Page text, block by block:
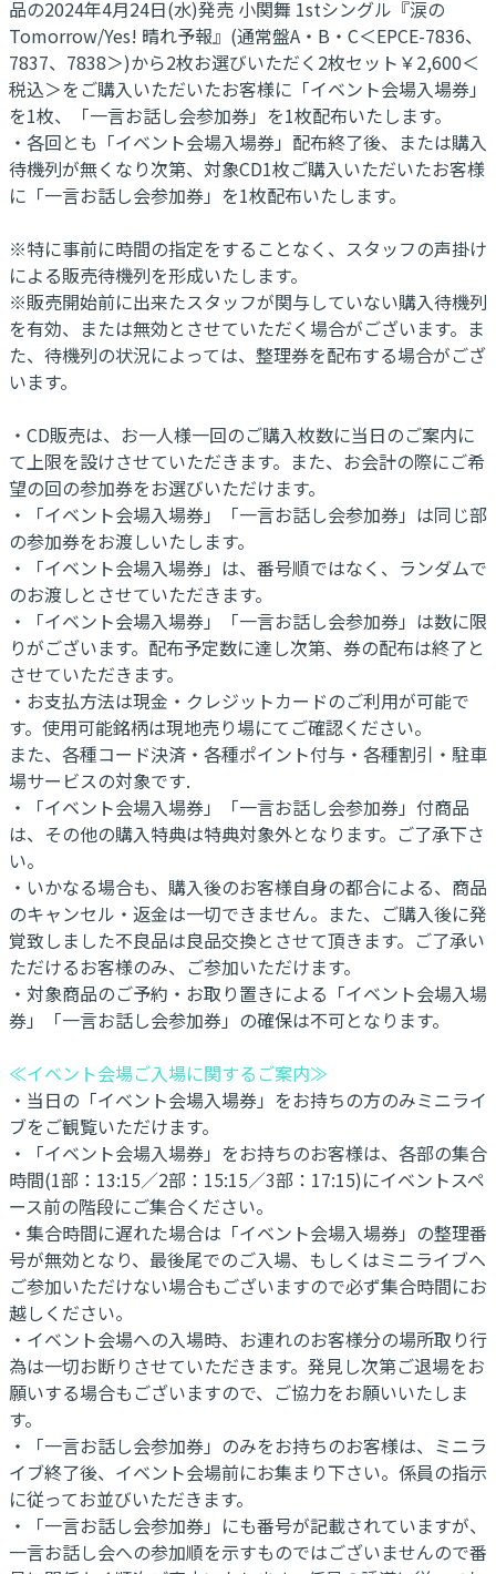
品の2024年4月24日(水)発売 小関舞 1stシングル『涙の
Tomorrow/Yes! 晴れ予報』(通常盤A・B・C＜EPCE-7836、
7837、7838＞)から2枚お選びいただく2枚セット￥2,600＜
税込＞をご購入いただいたお客様に「イベント会場入場券」
を1枚、「一言お話し会参加券」を1枚配布いたします。
・各回とも「イベント会場入場券」配布終了後、または購入
待機列が無くなり次第、対象CD1枚ご購入いただいたお客様
に「一言お話し会参加券」を1枚配布いたします。
※特に事前に時間の指定をすることなく、スタッフの声掛け
による販売待機列を形成いたします。
※販売開始前に出来たスタッフが関与していない購入待機列
を有効、または無効とさせていただく場合がございます。ま
た、待機列の状況によっては、整理券を配布する場合がござ
います。
・CD販売は、お一人様一回のご購入枚数に当日のご案内に
て上限を設けさせていただきます。また、お会計の際にご希
望の回の参加券をお選びいただけます。
・「イベント会場入場券」「一言お話し会参加券」は同じ部
の参加券をお渡しいたします。
・「イベント会場入場券」は、番号順ではなく、ランダムで
のお渡しとさせていただきます。
・「イベント会場入場券」「一言お話し会参加券」は数に限
りがございます。配布予定数に達し次第、券の配布は終了と
させていただきます。
・お支払方法は現金・クレジットカードのご利用が可能で
す。使用可能銘柄は現地売り場にてご確認ください。
また、各種コード決済・各種ポイント付与・各種割引・駐車
場サービスの対象です.
・「イベント会場入場券」「一言お話し会参加券」付商品
は、その他の購入特典は特典対象外となります。ご了承下さ
い。
・いかなる場合も、購入後のお客様自身の都合による、商品
のキャンセル・返金は一切できません。また、ご購入後に発
覚致しました不良品は良品交換とさせて頂きます。ご了承い
ただけるお客様のみ、ご参加いただけます。
・対象商品のご予約・お取り置きによる「イベント会場入場
券」「一言お話し会参加券」の確保は不可となります。
≪イベント会場ご入場に関するご案内≫
・当日の「イベント会場入場券」をお持ちの方のみミニライ
ブをご観覧いただけます。
・「イベント会場入場券」をお持ちのお客様は、各部の集合
時間(1部：13:15／2部：15:15／3部：17:15)にイベントスペ
ース前の階段にご集合ください。
・集合時間に遅れた場合は「イベント会場入場券」の整理番
号が無効となり、最後尾でのご入場、もしくはミニライブへ
ご参加いただけない場合もございますので必ず集合時間にお
越しください。
・イベント会場への入場時、お連れのお客様分の場所取り行
為は一切お断りさせていただきます。発見し次第ご退場をお
願いする場合もございますので、ご協力をお願いいたしま
す。
・「一言お話し会参加券」のみをお持ちのお客様は、ミニラ
イブ終了後、イベント会場前にお集まり下さい。係員の指示
に従ってお並びいただきます。
・「一言お話し会参加券」にも番号が記載されていますが、
一言お話し会への参加順を示すものではございませんので番